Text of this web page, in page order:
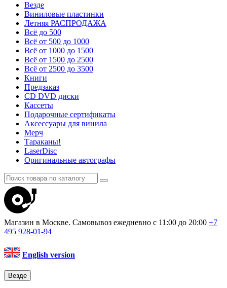
Везде
Виниловые пластинки
Летняя РАСПРОДАЖА
Всё до 500
Всё от 500 до 1000
Всё от 1000 до 1500
Всё от 1500 до 2500
Всё от 2500 до 3500
Книги
Предзаказ
CD DVD диски
Кассеты
Подарочные сертификаты
Аксессуары для винила
Мерч
Тараканы!
LaserDisc
Оригинальные автографы
Магазин в Москве. Самовывоз ежедневно с 11:00 до 20:00 +7
495 928-01-94
English version
Везде